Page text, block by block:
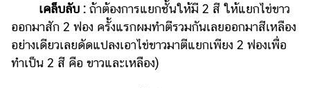
เคล็บลับ : ถ้าต้องการแยกชั้นให้มี 2 สี ให้แยกไข่ขาว
ออกมาสัก 2 ฟอง ครั้งแรกผมทำตีรวมกันเลยออกมาสีเหลือง
อย่างเดียวเลยดัดแปลงเอาไข่ขาวมาตีแยกเพียง 2 ฟองเพื่อ
ทำเป็น 2 สี คือ ขาวและเหลือง)